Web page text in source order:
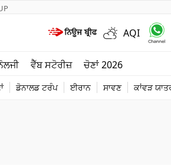
AQI
ਵੈੱਬ ਸਟੋਰੀਜ਼ ਚੋਣਾਂ 2026
ਡੋਨਾਲਡ ਟਰੰਪ ਈਰਾਨ ਸਾਵਣ ਕਾਂਵੜ
ਦੁਨੀਆ